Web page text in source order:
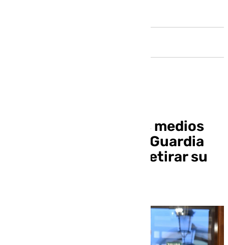
Ábalos habla ante los medios
tras su denuncia a la Guardia
Civil y la petición de retirar su